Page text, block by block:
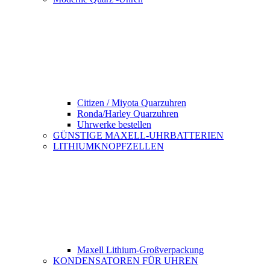
Citizen / Miyota Quarzuhren
Ronda/Harley Quarzuhren
Uhrwerke bestellen
GÜNSTIGE MAXELL-UHRBATTERIEN
LITHIUMKNOPFZELLEN
Maxell Lithium-Großverpackung
KONDENSATOREN FÜR UHREN